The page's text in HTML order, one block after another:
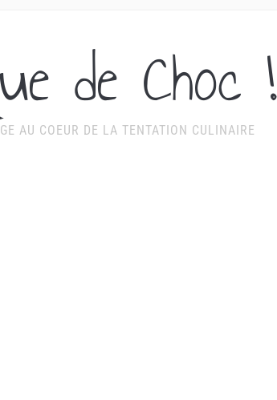
de Choc !
AU COEUR DE LA TENTATION CULINAIRE